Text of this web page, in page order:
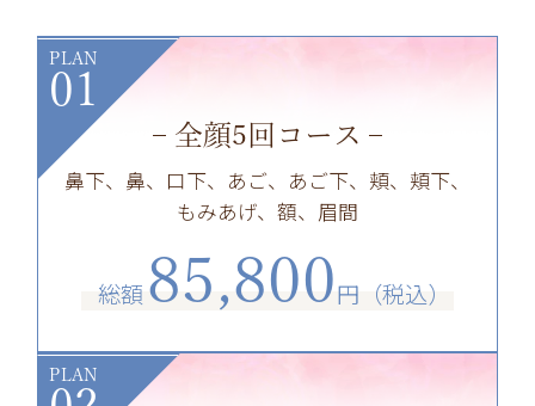
全顔5回コース
鼻下、鼻、口下、あご、あご下、頬、頬下、
もみあげ、額、眉間
総額 85,800円（税込）
PLAN
01
PLAN